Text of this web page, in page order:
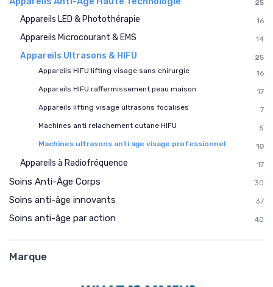
25
Appareils LED & Photothérapie 16
Appareils Microcourant & EMS 14
Appareils Ultrasons & HIFU
25
Appareils HIFU lifting visage sans chirurgie
16
Appareils HIFU raffermissement peau maison
17
Appareils lifting visage ultrasons focalises
7
Machines anti relachement cutane HIFU
5
Machines ultrasons anti age visage professionnel
10
Appareils à Radiofréquence 17
Soins Anti-Âge Corps 30
Soins anti-âge innovants 37
Soins anti-âge par action 40
Marque